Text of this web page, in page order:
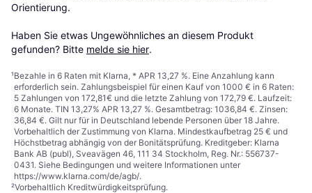
Orientierung.
Haben Sie etwas Ungewöhnliches an diesem Produkt
gefunden? Bitte melde sie hier.
¹Bezahle in 6 Raten mit Klarna, * APR 13,27 %. Eine Anzahlung kann
erforderlich sein. Zahlungsbeispiel für einen Kauf von 1000 € in 6 Raten:
5 Zahlungen von 172,81€ und die letzte Zahlung von 172,79 €. Laufzeit:
6 Monate. TIN 13,27% APR 13,27 %. Gesamtbetrag: 1036,84 €. Zinsen:
36,84 €. Gilt nur für in Deutschland lebende Personen über 18 Jahre.
Vorbehaltlich der Zustimmung von Klarna. Mindestkaufbetrag 25 € und
Höchstbetrag abhängig von der Bonitätsprüfung. Kreditgeber: Klarna
Bank AB (publ), Sveavägen 46, 111 34 Stockholm, Reg. Nr.: 556737-
0431. Siehe Bedingungen und weitere Informationen unter
https://www.klarna.com/de/agb/.
²Vorbehaltlich Kreditwürdigkeitsprüfung.